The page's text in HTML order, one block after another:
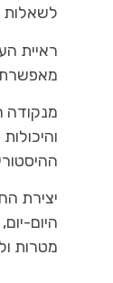
לשאלות
ראיית
מאפשרת
מנקודה
יצירת
היום-
מטרות